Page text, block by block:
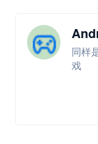
同样
戏